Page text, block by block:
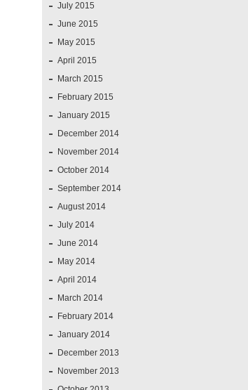
July 2015
June 2015
May 2015
April 2015
March 2015
February 2015
January 2015
December 2014
November 2014
October 2014
September 2014
August 2014
July 2014
June 2014
May 2014
April 2014
March 2014
February 2014
January 2014
December 2013
November 2013